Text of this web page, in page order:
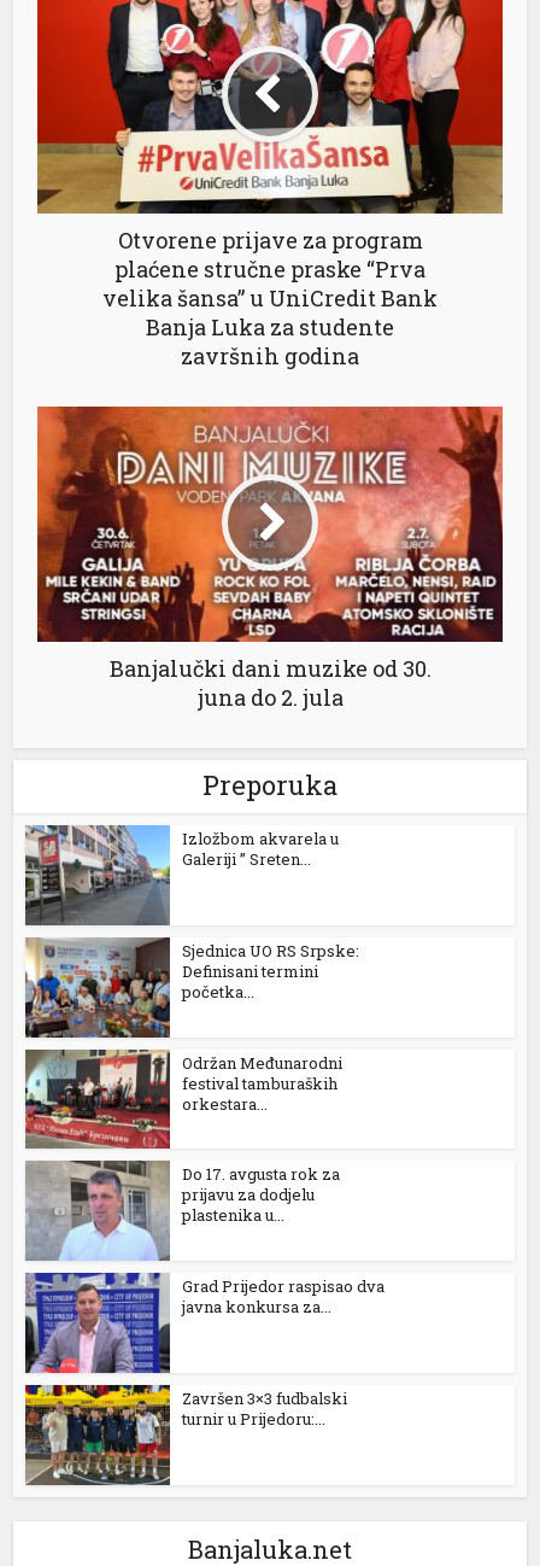
Otvorene prijave za program
plaćene stručne praske “Prva
velika šansa” u UniCredit Bank
Banja Luka za studente
završnih godina
Banjalučki dani muzike od 30.
juna do 2. jula
Preporuka
Izložbom akvarela u
Galeriji ” Sreten...
Sjednica UO RS Srpske:
Definisani termini
početka...
Održan Međunarodni
festival tamburaških
orkestara...
Do 17. avgusta rok za
prijavu za dodjelu
plastenika u...
Grad Prijedor raspisao dva
javna konkursa za...
Završen 3×3 fudbalski
turnir u Prijedoru:...
Banjaluka.net